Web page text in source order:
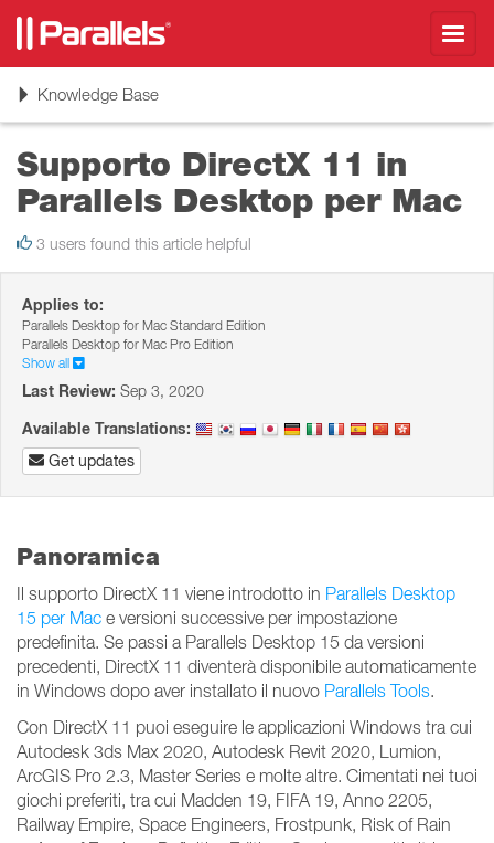
ToggleKnowledge Base
Supporto DirectX 11 in
Parallels Desktop per Mac
3 users found this article helpful
Applies to:
Parallels Desktop for Mac Standard Edition
Parallels Desktop for Mac Pro Edition
Show all
Last Review: Sep 3, 2020
Available Translations:
Get updates
Panoramica
Il supporto DirectX 11 viene introdotto in Parallels Desktop
15 per Mac e versioni successive per impostazione
predefinita. Se passi a Parallels Desktop 15 da versioni
precedenti, DirectX 11 diventerà disponibile automaticamente
in Windows dopo aver installato il nuovo Parallels Tools.
Con DirectX 11 puoi eseguire le applicazioni Windows tra cui
Autodesk 3ds Max 2020, Autodesk Revit 2020, Lumion,
ArcGIS Pro 2.3, Master Series e molte altre. Cimentati nei tuoi
giochi preferiti, tra cui Madden 19, FIFA 19, Anno 2205,
Railway Empire, Space Engineers, Frostpunk, Risk of Rain